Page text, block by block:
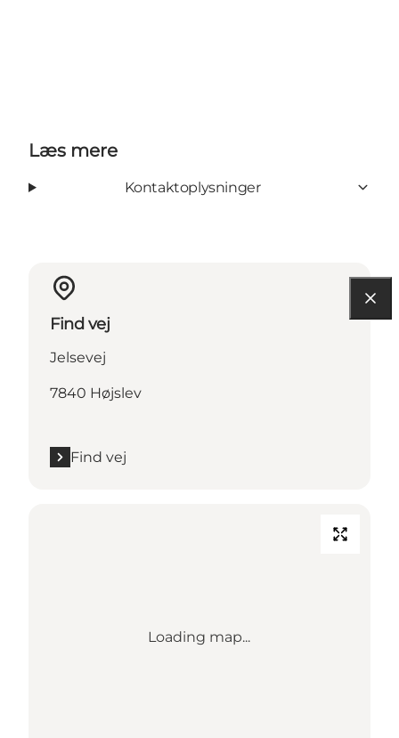
Læs mere
Kontaktoplysninger
Find vej
Jelsevej
7840 Højslev
Find vej
Loading map...